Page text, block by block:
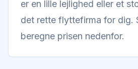
er en lille lejlighed eller et
det rette flyttefirma for dig.
beregne prisen nedenfor.